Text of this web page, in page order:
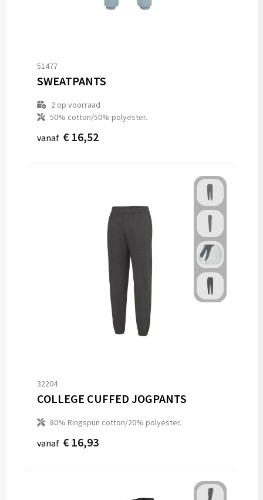
51477
SWEATPANTS
2op voorraad
50% cotton/50% polyester.
vanaf € 16,52
32204
COLLEGE CUFFED JOGPANTS
80% Ringspun cotton/20% polyester.
vanaf € 16,93